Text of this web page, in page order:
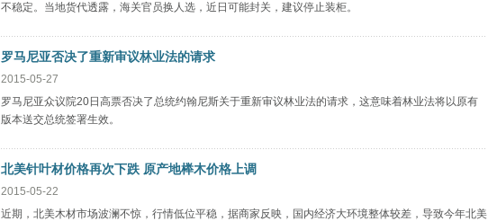
不稳定。当地货代透露，海关官员换人选，近日可能封关，建议停止装柜。
罗马尼亚否决了重新审议林业法的请求
2015-05-27
罗马尼亚众议院20日高票否决了总统约翰尼斯关于重新审议林业法的请求，这意味着林业法将以原有
版本送交总统签署生效。
北美针叶材价格再次下跌 原产地榉木价格上调
2015-05-22
近期，北美木材市场波澜不惊，行情低位平稳，据商家反映，国内经济大环境整体较差，导致今年北美